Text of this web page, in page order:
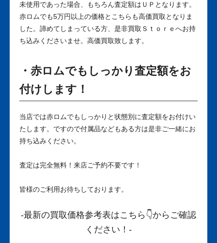
未使用であった場合、もちろん査定額はＵＰとなります。
赤ロムでも5万円以上の価格とこちらも高価買取となりま
した。諦めてしまっている方、是非買取Ｓｔｏｒｅへお持
ち込みくださいませ。高価買取致します。
・赤ロムでもしっかり査定額をお
付けします！
当店では赤ロムでもしっかりと状態別に査定額をお付けい
たします。ですので付属品などもある方は是非ご一緒にお
持ち込みください。
査定は完全無料！来店ご予約不要です！
皆様のご利用お待ちしております。
-最新の買取価格参考表はこちら 👇からご確認
ください！-